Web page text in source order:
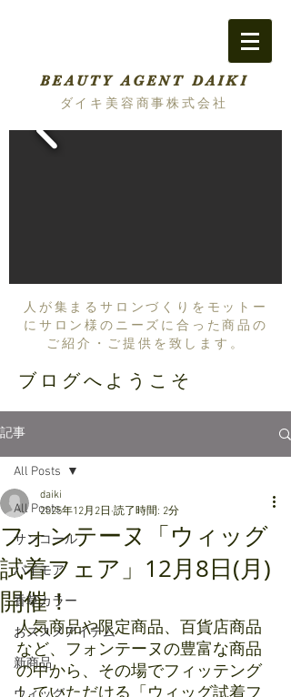
BEAUTY AGENT DAIKI
ダイキ美容商事株式会社
人が集まるサロンづくりをモットー
にサロン様のニーズに合った商品の
ご紹介・ご提供を致します。
ブログへようこそ
記事
All Posts
サンコール
パイモア
香草カラー
おススメアイテム
新商品
All Posts
フォンテーヌ「ウィッグ
試着フェア」12月8日(月)
開催！
daiki
2025年12月2日 読了時間: 2分
人気商品や限定商品、百貨店商品
など、フォンテーヌの豊富な商品
の中から、その場でフィッテング